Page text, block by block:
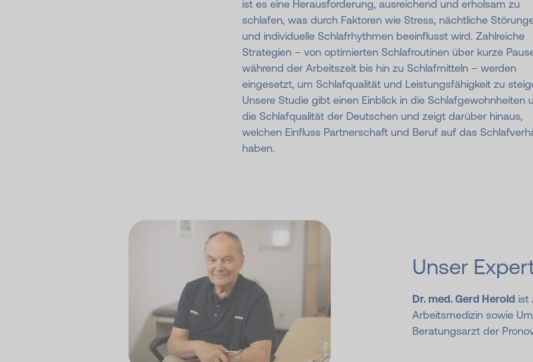
ist es eine Herausforderung, ausreichend und erholsam zu
schlafen, was durch Faktoren wie Stress, nächtliche
und individuelle Schlafrhythmen beeinflusst wird. Zahlreiche
Strategien – von optimierten Schlafroutinen über kurze
während der Arbeitszeit bis hin zu Schlafmitteln – werden
eingesetzt, um Schlafqualität und Leistungsfähigkeit zu
Unsere Studie gibt einen Einblick in die Schlafgewohnheiten
die Schlafqualität der Deutschen und zeigt darüber hinaus,
welchen Einfluss Partnerschaft und Beruf auf das
haben.
Unser
Dr. med. Gerd Herold ist
Arbeitsmedizin sowie
Beratungsarzt der